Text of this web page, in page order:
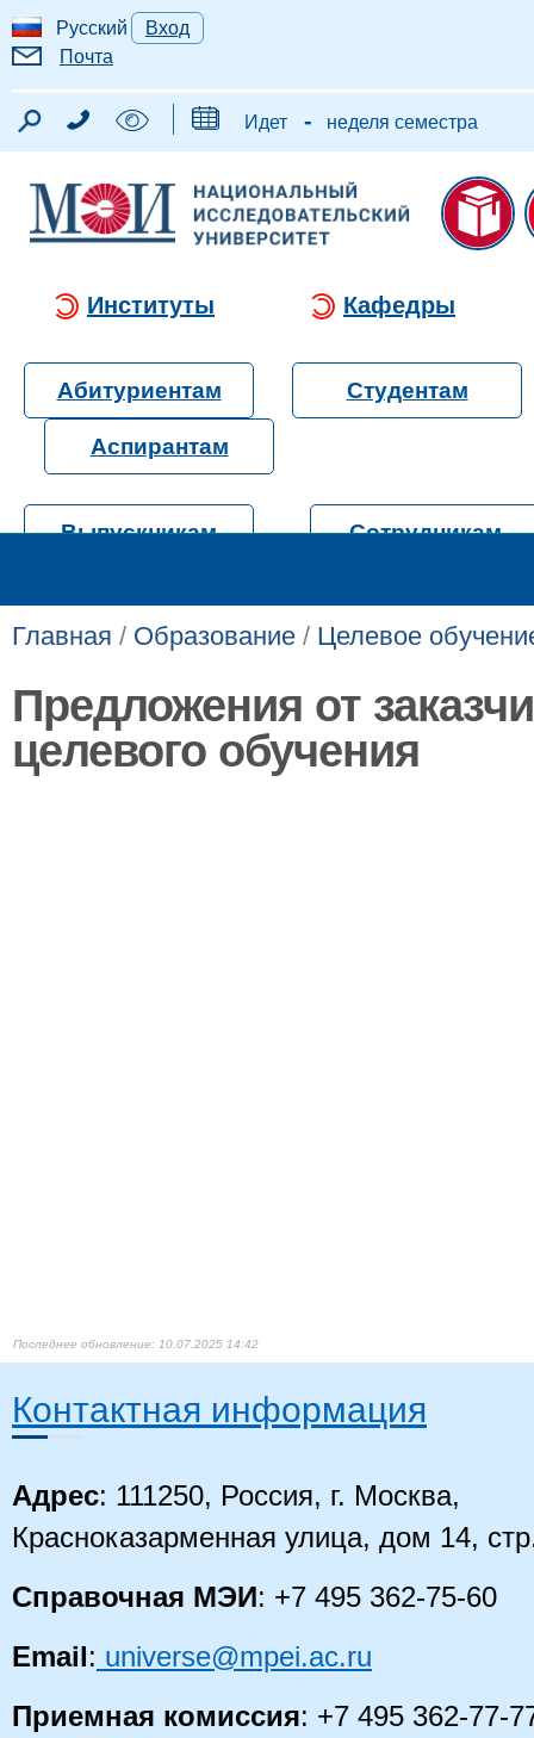
Русский
Вход
Почта
Идет - неделя семестра
Институты Кафедры
Абитуриентам Студентам
Аспирантам
Выпускникам Сотрудникам
Главная / Образование / Целевое
Предложения от
целевого обучения
10.07.2025 14:42
Контактная информация
Адрес: 111250, Россия, г. Москва,
Красноказарменная улица, дом 14,
Справочная МЭИ: +7 495 362-75-60
Email: universe@mpei.ac.ru
Приемная комиссия: +7 495 362-77-